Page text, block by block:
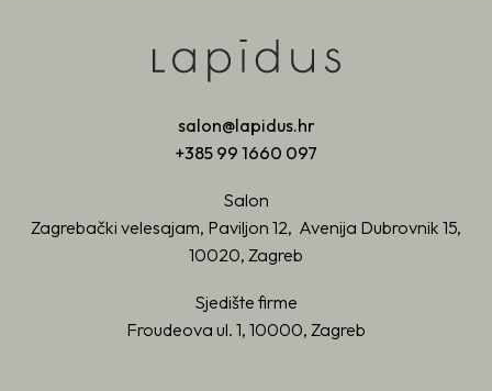
salon@lapidus.hr
+385 99 1660 097
Salon
Zagrebački velesajam, Paviljon 12, Avenija Dubrovnik 15,
10020, Zagreb
Sjedište firme
Froudeova ul. 1, 10000, Zagreb